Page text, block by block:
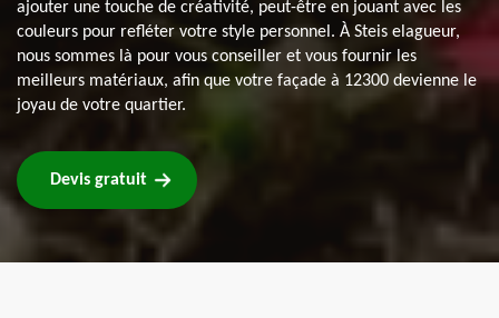
ajouter une touche de créativité, peut-être en jouant avec les
couleurs pour refléter votre style personnel. À Steis elagueur,
nous sommes là pour vous conseiller et vous fournir les
meilleurs matériaux, afin que votre façade à 12300 devienne le
joyau de votre quartier.
Devis gratuit